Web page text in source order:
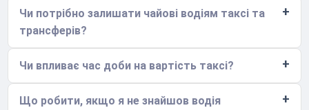
Чи потрібно залишати чайові водіям таксі та
трансферів?
Чи впливає час доби на вартість таксі?
Що робити, якщо я не знайшов водія